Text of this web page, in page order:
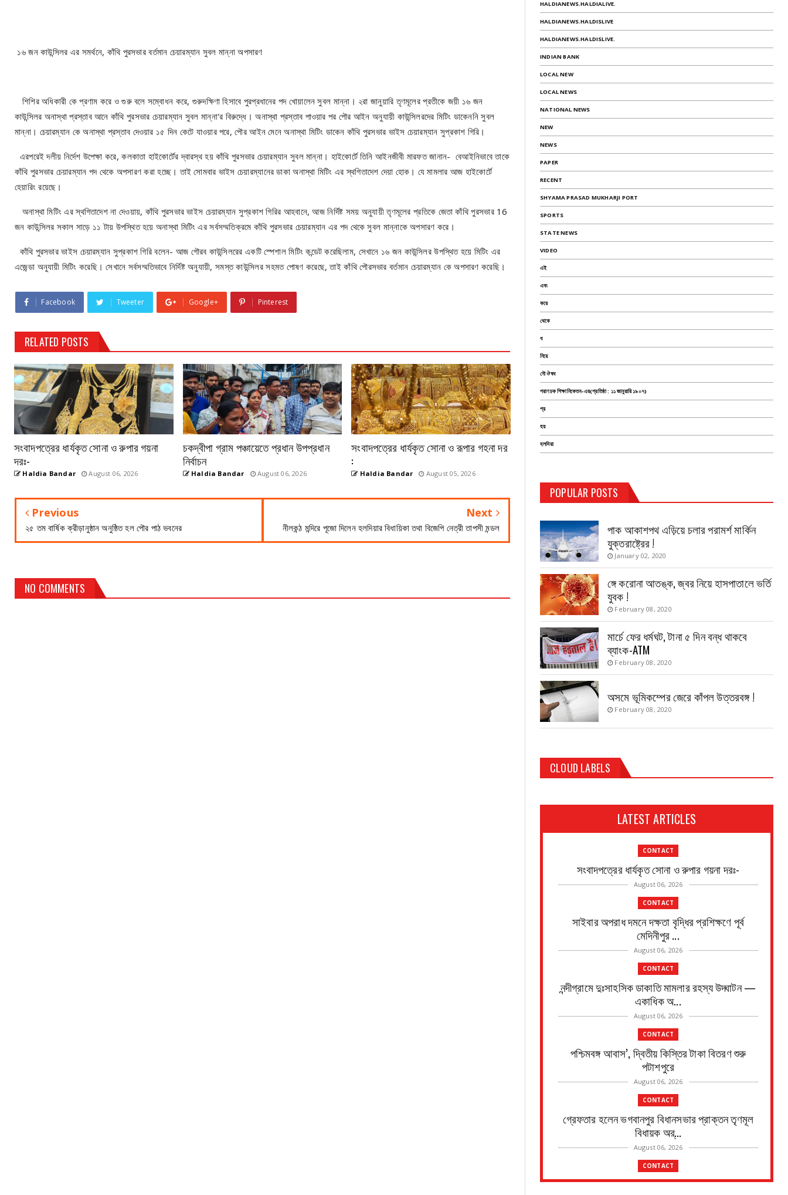
১৬ জন কাউন্সিলর এর সমর্থনে, কাঁথি পুরসভার বর্তমান চেয়ারম্যান সুবল মান্না অপসারণ
শিশির অধিকারী কে প্রণাম করে ও গুরু বলে সম্বোধন করে, গুরুদক্ষিণা হিসাবে পুরপ্রধানের পদ খোয়ালেন সুবল মান্না। ২রা জানুয়ারি তৃণমূলের প্রতীকে জয়ী ১৬ জন
কাউন্সিলর অনাস্থা প্রস্তাব আনে কাঁথি পুরসভার চেয়ারম্যান সুবল মান্না'র বিরুদ্ধে। অনাস্থা প্রস্তাব পাওয়ার পর পৌর আইন অনুযায়ী কাউন্সিলরদের মিটিং ডাকেননি সুবল
মান্না। চেয়ারম্যান কে অনাস্থা প্রস্তাব দেওয়ার ১৫ দিন কেটে যাওয়ার পরে, পৌর আইন মেনে অনাস্থা মিটিং ডাকেন কাঁথি পুরসভার ভাইস চেয়ারম্যান সুপ্রকাশ গিরি।
এরপরেই দলীয় নির্দেশ উপেক্ষা করে, কলকাতা হাইকোর্টের দ্বারস্থ হয় কাঁথি পুরসভার চেয়ারম্যান সুবল মান্না। হাইকোর্টে তিনি আইনজীবী মারফত জানান- বেআইনিভাবে তাকে
কাঁথি পুরসভার চেয়ারম্যান পদ থেকে অপসারণ করা হচ্ছে। তাই সোমবার ভাইস চেয়ারম্যানের ডাকা অনাস্থা মিটিং এর স্থগিতাদেশ দেয়া হোক। যে মামলার আজ হাইকোর্টে
হেয়ারিং রয়েছে।
অনাস্থা মিটিং এর স্থগিতাদেশ না দেওয়ায়, কাঁথি পুরসভার ভাইস চেয়ারম্যান সুপ্রকাশ গিরির আহবানে, আজ নির্দিষ্ট সময় অনুযায়ী তৃণমূলের প্রতিকে জেতা কাঁথি পুরসভার 16
জন কাউন্সিলর সকাল সাড়ে ১১ টায় উপস্থিত হয়ে অনাস্থা মিটিং এর সর্বসম্মতিক্রমে কাঁথি পুরসভার চেয়ারম্যান এর পদ থেকে সুবল মান্নাকে অপসারণ করে।
কাঁথি পুরসভার ভাইস চেয়ারম্যান সুপ্রকাশ গিরি বলেন- আজ গৌরব কাউন্সিলরের একটি স্পেশাল মিটিং কন্ডেট করেছিলাম, সেখানে ১৬ জন কাউন্সিলর উপস্থিত হয়ে মিটিং এর
এজেন্ডা অনুযায়ী মিটিং করেছি। সেখানে সর্বসম্মতিভাবে নির্দিষ্ট অনুযায়ী, সমস্ত কাউন্সিলর সহমত পোষণ করেছে, তাই কাঁথি পৌরসভার বর্তমান চেয়ারম্যান কে অপসারণ করেছি।
Facebook Tweeter Google+ Pinterest
RELATED POSTS
সংবাদপত্রের ধার্যকৃত সোনা ও রুপার গয়না
দরঃ-
Haldia Bandar August 06, 2026
চকদ্বীপা গ্রাম পঞ্চায়েতে প্রধান উপপ্রধান
নির্বাচন
Haldia Bandar August 06, 2026
সংবাদপত্রের ধার্যকৃত সোনা ও রূপার গহনা দর
:
Haldia Bandar August 05, 2026
Previous
২৫ তম বার্ষিক ক্রীড়ানুষ্ঠান অনুষ্ঠিত হল পৌর পাঠ ভবনের
Next
নীলকন্ঠ মন্দিরে পূজো দিলেন হলদিয়ার বিধায়িকা তথা বিজেপি নেত্রী তাপসী মন্ডল
NO COMMENTS
HALDIANEWS.HALDIALIVE.
HALDIANEWS.HALDISLIVE
HALDIANEWS.HALDISLIVE.
INDIAN BANK
LOCAL NEW
LOCAL NEWS
NATIONAL NEWS
NEW
NEWS
PAPER
RECENT
SHYAMA PRASAD MUKHARJI PORT
SPORTS
STATE NEWS
VIDEO
এই
এবং
করে
থেকে
ধ
নিয়ে
নৌ ঔষধ
পরাণচক শিক্ষানিকেতন-এর(প্রতিষ্ঠা : ১১ জানুয়ারি ১৯০৭)
প্র
হয়
হলদিয়া
POPULAR POSTS
TEST PAGE
August 14, 2019
পাক আকাশপথ এড়িয়ে চলার পরামর্শ মার্কিন
যুক্তরাষ্ট্রের !
January 02, 2020
ঙ্গে করোনা আতঙ্ক, জ্বর নিয়ে হাসপাতালে ভর্তি
যুবক !
February 08, 2020
মার্চে ফের ধর্মঘট, টানা ৫ দিন বন্ধ থাকবে
ব্যাংক-ATM
February 08, 2020
অসমে ভূমিকম্পের জেরে কাঁপল উত্তরবঙ্গ !
February 08, 2020
CLOUD LABELS
LATEST ARTICLES
CONTACT
সংবাদপত্রের ধার্যকৃত সোনা ও রুপার গয়না দরঃ-
August 06, 2026
CONTACT
সাইবার অপরাধ দমনে দক্ষতা বৃদ্ধির প্রশিক্ষণে পূর্ব
মেদিনীপুর ...
August 06, 2026
CONTACT
নন্দীগ্রামে দুঃসাহসিক ডাকাতি মামলার রহস্য উদ্ঘাটন —
একাধিক অ...
August 06, 2026
CONTACT
পশ্চিমবঙ্গ আবাস’, দ্বিতীয় কিস্তির টাকা বিতরণ শুরু
পটাশপুরে
August 06, 2026
CONTACT
গ্রেফতার হলেন ভগবানপুর বিধানসভার প্রাক্তন তৃণমূল
বিধায়ক অর্...
August 06, 2026
CONTACT
আবাস যোজনা দ্বিতীয় পর্যায়ে টাকা ১০০ জনের হাতে চেক